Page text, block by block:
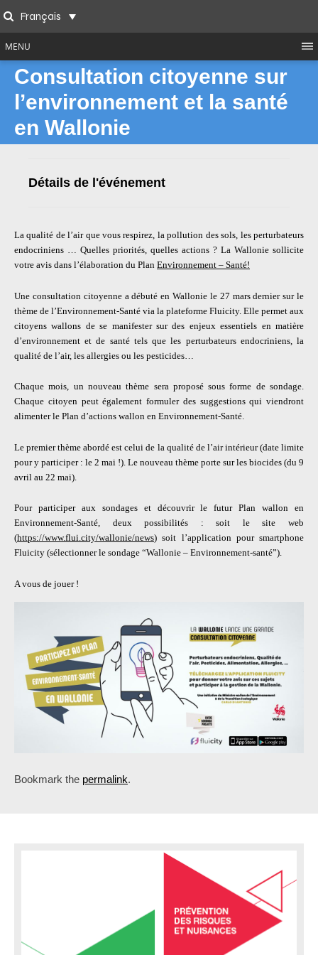
to
content
SearchFrançais
MENU
Consultation citoyenne sur
l’environnement et la santé
en Wallonie
Détails de l'événement
La qualité de l’air que vous respirez, la pollution des sols, les perturbateurs
endocriniens … Quelles priorités, quelles actions ? La Wallonie sollicite
votre avis dans l’élaboration du Plan Environnement – Santé!
Une consultation citoyenne a débuté en Wallonie le 27 mars dernier sur le
thème de l’Environnement-Santé via la plateforme Fluicity. Elle permet aux
citoyens wallons de se manifester sur des enjeux essentiels en matière
d’environnement et de santé tels que les perturbateurs endocriniens, la
qualité de l’air, les allergies ou les pesticides…
Chaque mois, un nouveau thème sera proposé sous forme de sondage.
Chaque citoyen peut également formuler des suggestions qui viendront
alimenter le Plan d’actions wallon en Environnement-Santé.
Le premier thème abordé est celui de la qualité de l’air intérieur (date limite
pour y participer : le 2 mai !). Le nouveau thème porte sur les biocides (du 9
avril au 22 mai).
Pour participer aux sondages et découvrir le futur Plan wallon en
Environnement-Santé, deux possibilités : soit le site web
(https://www.flui.city/wallonie/news) soit l’application pour smartphone
Fluicity (sélectionner le sondage “Wallonie – Environnement-santé”).
A vous de jouer !
Bookmark the permalink.
a